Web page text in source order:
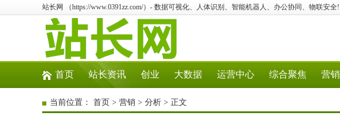
站长网 （https://www.0391zz.com/）- 数据可视化、人体识别、智能机器人、办公协同、物联安全!
首页 站长资讯 创业 大数据 运营中心 综合聚焦 营销
当前位置： 首页 > 营销 > 分析 > 正文